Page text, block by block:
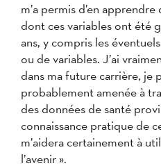
m’a permis d’en
dont ces variables ont été
ans, y compris les
ou de variables. J’ai
dans ma future carrière, je
probablement amenée à
des données de santé
connaissance pratique de
m’aidera certainement à
l’avenir ».